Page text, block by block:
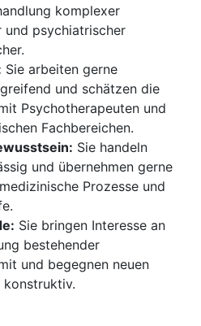
komplexer
und psychiatrischer
Sie arbeiten gerne
und schätzen die
Psychotherapeuten und
Fachbereichen.
Sie handeln
und übernehmen gerne
Prozesse und
Sie bringen Interesse an
bestehender
und begegnen neuen
konstruktiv.